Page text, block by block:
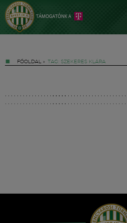
FŐOLDAL » TAG: SZEKERES KLÁRA
Hírek